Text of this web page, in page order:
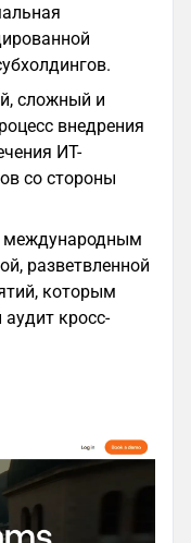
сложный и
внедрения
ИТ-
со стороны
разветвленной
которым
кросс-